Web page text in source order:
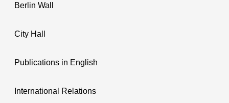
Berlin Wall
City Hall
Publications in English
International Relations